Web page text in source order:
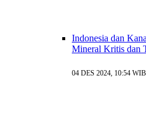
Indonesia dan
Mineral Kritis dan
04 DES 2024, 10:54 WIB